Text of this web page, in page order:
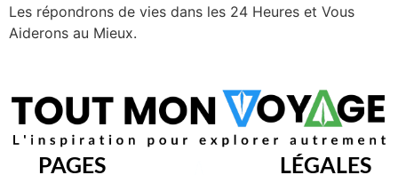
Les répondrons de vies dans les 24 Heures et Vous
Aiderons au Mieux.
PAGES LÉGALES